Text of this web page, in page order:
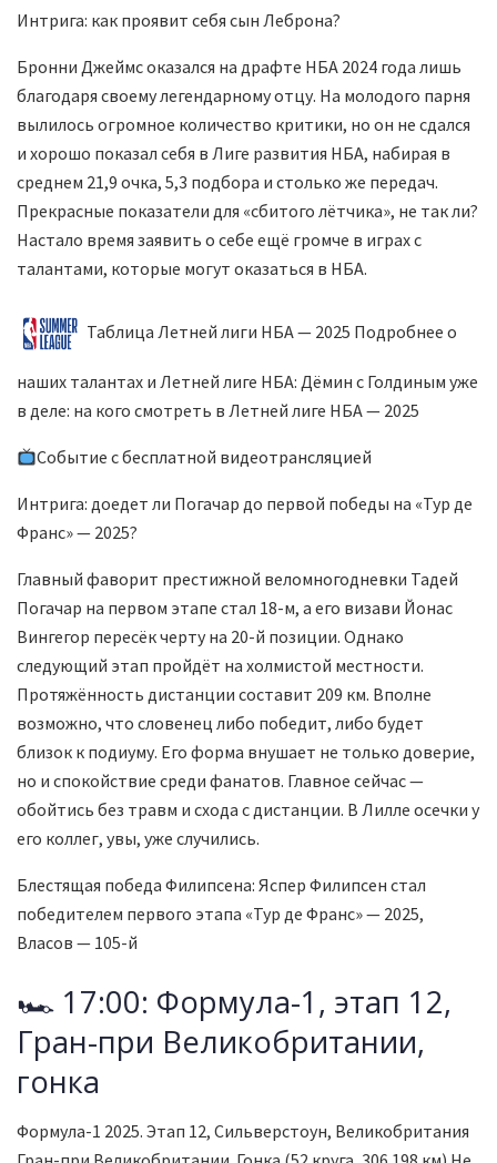
Интрига: как проявит себя сын Леброна?
Бронни Джеймс оказался на драфте НБА 2024 года лишь
благодаря своему легендарному отцу. На молодого парня
вылилось огромное количество критики, но он не сдался
и хорошо показал себя в Лиге развития НБА, набирая в
среднем 21,9 очка, 5,3 подбора и столько же передач.
Прекрасные показатели для «сбитого лётчика», не так ли?
Настало время заявить о себе ещё громче в играх с
талантами, которые могут оказаться в НБА.
Таблица Летней лиги НБА — 2025 Подробнее о
наших талантах и Летней лиге НБА: Дёмин с Голдиным уже
в деле: на кого смотреть в Летней лиге НБА — 2025
Событие с бесплатной видеотрансляцией
Интрига: доедет ли Погачар до первой победы на «Тур де
Франс» — 2025?
Главный фаворит престижной веломногодневки Тадей
Погачар на первом этапе стал 18-м, а его визави Йонас
Вингегор пересёк черту на 20-й позиции. Однако
следующий этап пройдёт на холмистой местности.
Протяжённость дистанции составит 209 км. Вполне
возможно, что словенец либо победит, либо будет
близок к подиуму. Его форма внушает не только доверие,
но и спокойствие среди фанатов. Главное сейчас —
обойтись без травм и схода с дистанции. В Лилле осечки у
его коллег, увы, уже случились.
Блестящая победа Филипсена: Яспер Филипсен стал
победителем первого этапа «Тур де Франс» — 2025,
Власов — 105-й
🏎 17:00: Формула-1, этап 12,
Гран-при Великобритании,
гонка
Формула-1 2025. Этап 12, Сильверстоун, Великобритания